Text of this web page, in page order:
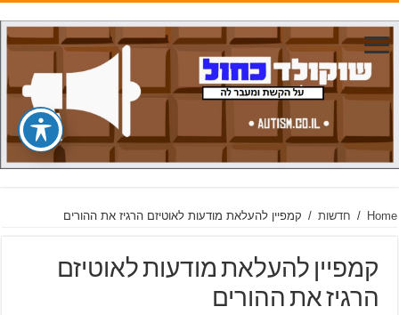
Home
/ חדשות / קמפיין להעלאת מודעות לאוטיזם הרגיז את ההורים
קמפיין להעלאת מודעות לאוטיזם
הרגיז את ההורים